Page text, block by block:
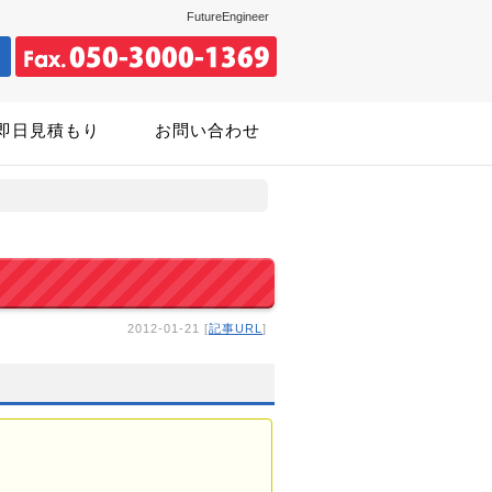
FutureEngineer
日見積もり お問い合わせ
2012-01-21 [記事URL ]